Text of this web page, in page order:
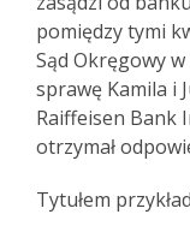
pomiędzy tymi
Sąd Okręgowy
sprawę Kamila i
Raiffeisen Bank
otrzymał
Tytułem